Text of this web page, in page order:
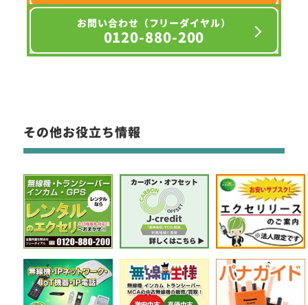
お問い合わせ（フリーダイヤル）
0120-880-200
その他お役立ち情報